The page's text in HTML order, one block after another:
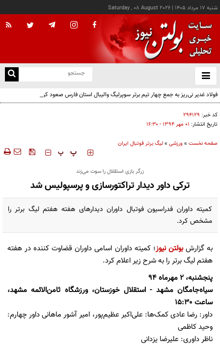
شنبه ۱۷ مرداد ۱۴۰۵ |
Saturday , 08 August 2026
باز
و
فولاد غدیر نی‌ریز به جمع چهار تیم برتر سوپرلیگ والیبال استان فارس صعود کرد
کد خبر: ۲۹۴۱۲۹
تاریخ انتشار: ۰۱ مهر ۱۳۹۴ - ۱۶:۳۰
صفحه نخست »ورزشی »لیگ برتر فوتبال ایران
‍‍‍ پ پ
زرگر بازی استقلال را سوت می‌زند
ترکی داور دیدار تراکتورسازی و پرسپولیس شد
کمیته داوران فدراسیون فوتبال داوران دیدارهای هفته هفتم لیگ برتر را
مشخص کرد.
به گزارشبولتن نیوز؛ کمیته داوران اسامی داوران قضاوت کننده در هفته
هفتم لیگ برتر را به شرح زیر اعلام کرد.
پنجشنبه، 2 مهرماه 94
سیاه‌جامگان مشهد - استقلال خوزستان، ورزشگاه ثامن‌الائمه مشهد،
ساعت 15:30
داور: رضا عادی کمک‌ها: علی‌اکبر عظیم‌پور، امیر آشور ماهانی داور چهارم:
وحید کاظمی
ناظر داوری: علیرضا یزدانی